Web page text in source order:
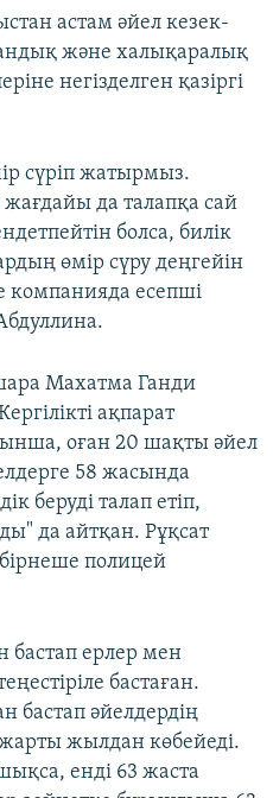
астам әйел кезек-
және халықаралық
негізделген қазіргі
сүріп жатырмыз.
да талапқа сай
болса, билік
өмір сүру деңгейін
компанияда есепші
Махатма Ганди
ақпарат
оған 20 шақты әйел
58 жасында
беруді талап етіп,
да айтқан. Рұқсат
полицей
бастап ерлер мен
бастаған.
бастап әйелдердің
жылдан көбейеді.
енді 63 жаста